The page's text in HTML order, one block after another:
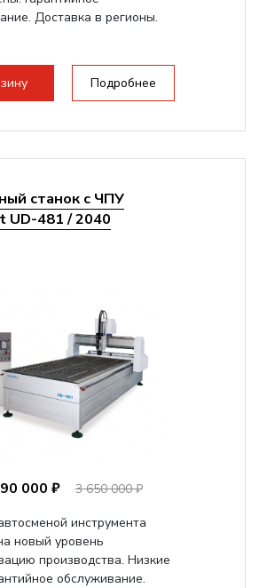
Доставка в регионы.
Подробнее
станок с ЧПУ
UD-481 / 2040
000 ₽
3 650 000 ₽
инструмента
новый уровень
производства. Низкие
обслуживание.